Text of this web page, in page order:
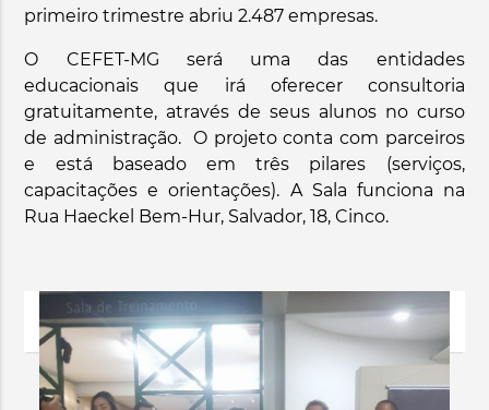
primeiro trimestre abriu 2.487 empresas.
O CEFET-MG será uma das entidades
educacionais que irá oferecer consultoria
gratuitamente, através de seus alunos no curso
de administração. O projeto conta com parceiros
e está baseado em três pilares (serviços,
capacitações e orientações). A Sala funciona na
Rua Haeckel Bem-Hur, Salvador, 18, Cinco.